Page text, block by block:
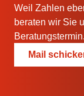
Weil Zahlen
beraten wir Sie
Beratungstermin.
Mail